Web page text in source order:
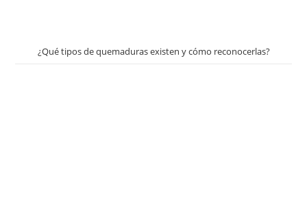
¿Qué tipos de quemaduras existen y cómo reconocerlas?